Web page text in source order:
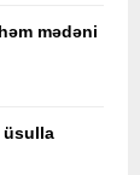
mədəni
üsulla